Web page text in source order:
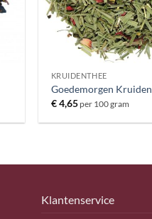
KRUIDENTHEE
Goedemorgen Kruiden
€4,65per 100 gram
Klantenservice